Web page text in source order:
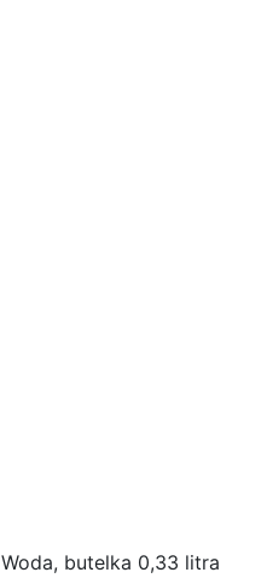
Woda, butelka 0,33 litra